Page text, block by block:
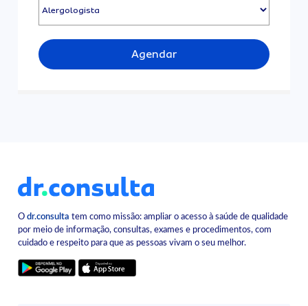
Agendar
Odr.consulta tem como missão: ampliar o acesso à saúde de qualidade
por meio de informação, consultas, exames e procedimentos, com
cuidado e respeito para que as pessoas vivam o seu melhor.